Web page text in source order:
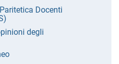
Docenti
degli